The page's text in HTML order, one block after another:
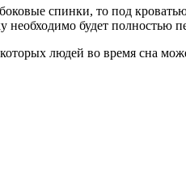
спинки, то под
будет полностью
людей во время сна